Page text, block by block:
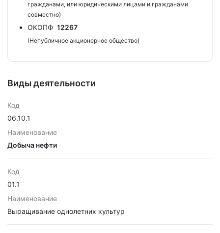
гражданами, или юридическими лицами и гражданами
совместно)
ОКОПФ 12267
(Непубличное акционерное общество)
Виды деятельности
Код
06.10.1
Наименование
Добыча нефти
Код
01.1
Наименование
Выращивание однолетних культур